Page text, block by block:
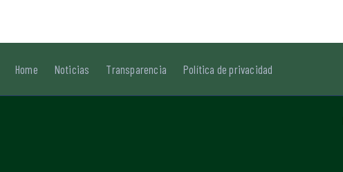
Home Noticias Transparencia Política de privacidad